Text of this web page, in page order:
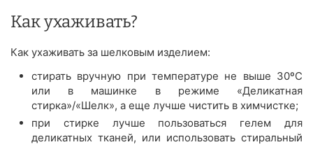
Как ухаживать?
Как ухаживать за шелковым изделием:
стирать вручную при температуре не выше 30ºС
или в машинке в режиме «Деликатная
стирка»/«Шелк», а еще лучше чистить в химчистке;
при стирке лучше пользоваться гелем для
деликатных тканей, или использовать стиральный